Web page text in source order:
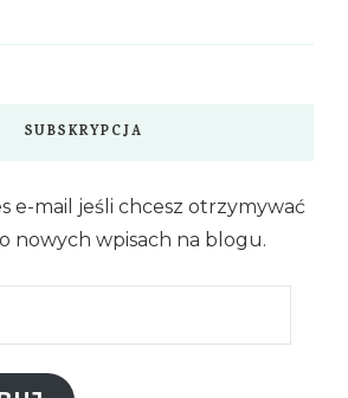
SUBSKRYPCJA
e-mail jeśli chcesz otrzymywać
nowych wpisach na blogu.